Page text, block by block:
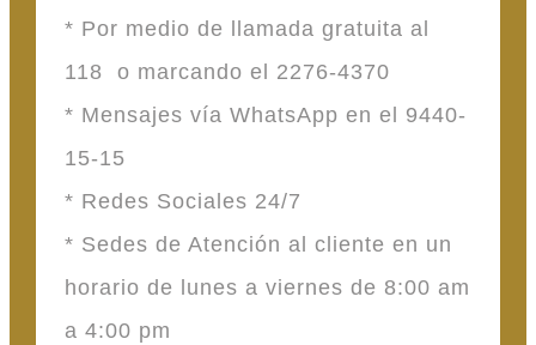
* Por medio de llamada gratuita al
118 o marcando el 2276-4370
* Mensajes vía WhatsApp en el 9440-
15-15
* Redes Sociales 24/7
* Sedes de Atención al cliente en un
horario de lunes a viernes de 8:00 am
a 4:00 pm